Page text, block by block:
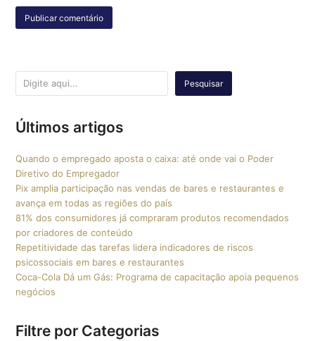
Pesquisar
Últimos artigos
Quando o empregado aposta o caixa: até onde vai o Poder
Diretivo do Empregador
Pix amplia participação nas vendas de bares e restaurantes e
avança em todas as regiões do país
81% dos consumidores já compraram produtos recomendados
por criadores de conteúdo
Repetitividade das tarefas lidera indicadores de riscos
psicossociais em bares e restaurantes
Coca-Cola Dá um Gás: Programa de capacitação apoia pequenos
negócios
Filtre por Categorias